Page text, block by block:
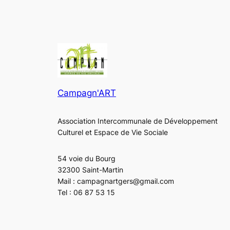
Campagn'ART
Association Intercommunale de Développement
Culturel et Espace de Vie Sociale
54 voie du Bourg
32300 Saint-Martin
Mail : campagnartgers@gmail.com
Tel : 06 87 53 15